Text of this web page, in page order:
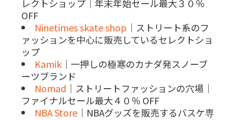
レクトショップ｜年末年始セール最大３０％
OFF
Ninetimes skate shop ｜ストリート系のフ
ァッションを中心に販売しているセレクトショ
ップ
Kamik ｜一押しの極寒のカナダ発スノーブ
ーツブランド
Nomad ｜ストリートファッションの穴場｜
ファイナルセール最大４０％ OFF
NBA Store ｜NBAグッズを販売するバスケ専